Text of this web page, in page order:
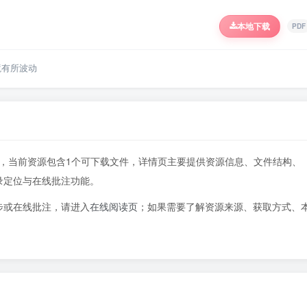
本地下载 PDF
所波动
前资源包含1个可下载文件，详情页主要提供资源信息、文件结构、
位与在线批注功能。
在线批注，请进入在线阅读页 ；如果需要了解资源来源、获取方式、